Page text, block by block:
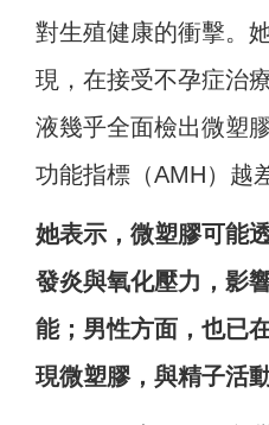
對生殖健康的衝擊。
現，在接受不孕症治
液幾乎全面檢出微塑
功能指標（AMH）越
她表示，微塑膠可能
發炎與氧化壓力，影
能；男性方面，也已
現微塑膠，與精子活